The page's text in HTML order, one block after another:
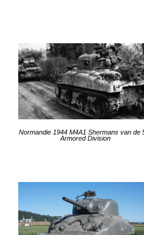
Normandie 1944 M4A1 Shermans van de
Armored Division